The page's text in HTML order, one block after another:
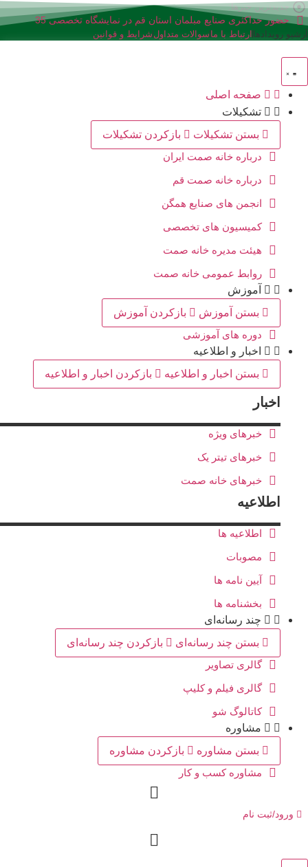
پرش
به
محتوا
جدیدترین خبرها:
حضور حداکثری صنایع مبلمان استان قم در نمایشگاه تخصصی 35
نمایشگاه صنعت مبلمان کشور
آرشیو رویدادها ارتباط با ما سوالات متداول شرایط و قوانین
صفحه اصلی
تشکیلات
بستن تشکیلات
بازکردن تشکیلات
درباره خانه صمت ایران
درباره خانه صمت قم
انجمن های صنایع همگن
کمیسیون های تخصصی
هیئت مدیره خانه صمت
روابط عمومی خانه صمت
آموزش
بستن آموزش
بازکردن آموزش
دوره های آموزشی
اخبار و اطلاعیه
بستن اخبار و اطلاعیه
بازکردن اخبار و اطلاعیه
اخبار
خبرهای ویژه
خبرهای تیتر یک
خبرهای خانه صمت
اطلاعیه
اطلاعیه ها
مصوبات
آیین نامه ها
بخشنامه ها
چند رسانه‌ای
بستن چند رسانه‌ای
بازکردن چند رسانه‌ای
گالری تصاویر
گالری فیلم و کلیپ
کاتالوگ شو
مشاوره
بستن مشاوره
بازکردن مشاوره
مشاوره کسب و کار
ورود/ثبت نام